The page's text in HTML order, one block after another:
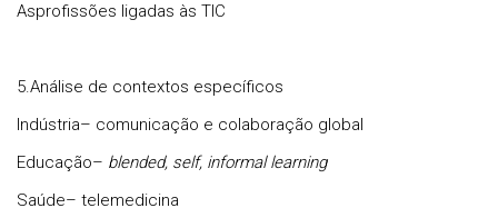
Asprofissões ligadas às TIC
5.Análise de contextos específicos
Indústria– comunicação e colaboração global
Educação– blended, self, informal learning
Saúde– telemedicina